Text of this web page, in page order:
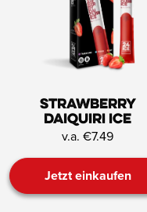
Strawberry
Daiquiri ICE
v.a. €7.49
Jetzt einkaufen